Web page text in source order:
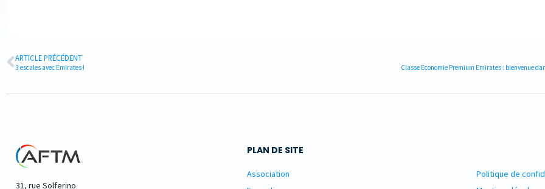
ARTICLE PRÉCÉDENT
3 escales avec Emirates ! Classe Economie Premium Emirates : bienvenue
31, rue Solferino
PLAN DE SITE
Association
Politique de